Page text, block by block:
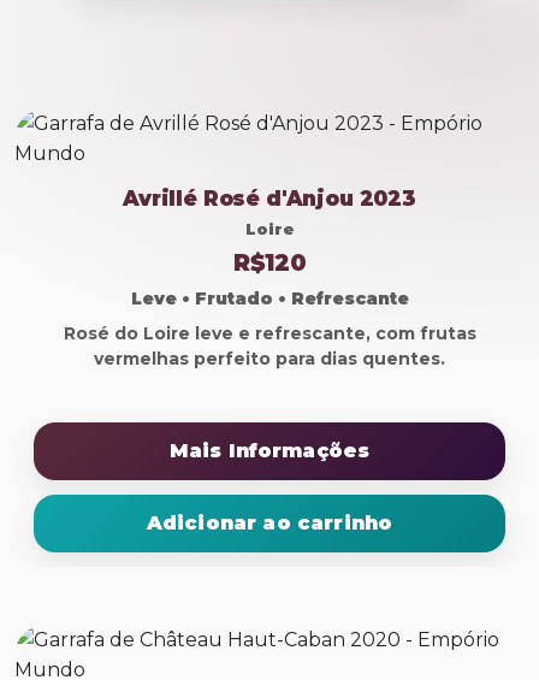
Avrillé Rosé d'Anjou 2023
Loire
R$120
Leve • Frutado • Refrescante
Rosé do Loire leve e refrescante, com frutas
vermelhas perfeito para dias quentes.
Mais Informações
Adicionar ao carrinho